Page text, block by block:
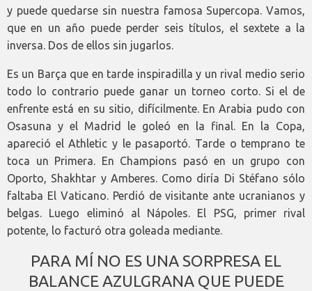
y puede quedarse sin nuestra famosa Supercopa. Vamos,
que en un año puede perder seis títulos, el sextete a la
inversa. Dos de ellos sin jugarlos.
Es un Barça que en tarde inspiradilla y un rival medio serio
todo lo contrario puede ganar un torneo corto. Si el de
enfrente está en su sitio, difícilmente. En Arabia pudo con
Osasuna y el Madrid le goleó en la final. En la Copa,
apareció el Athletic y le pasaportó. Tarde o temprano te
toca un Primera. En Champions pasó en un grupo con
Oporto, Shakhtar y Amberes. Como diría Di Stéfano sólo
faltaba El Vaticano. Perdió de visitante ante ucranianos y
belgas. Luego eliminó al Nápoles. El PSG, primer rival
potente, lo facturó otra goleada mediante.
PARA MÍ NO ES UNA SORPRESA EL
BALANCE AZULGRANA QUE PUEDE